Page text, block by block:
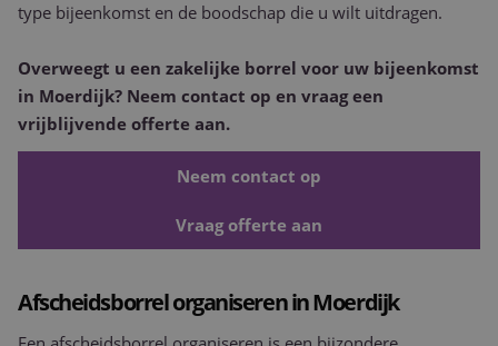
type bijeenkomst en de boodschap die u wilt uitdragen.
Overweegt u een zakelijke borrel voor uw bijeenkomst
in Moerdijk? Neem contact op en vraag een
vrijblijvende offerte aan.
Neem contact op
Vraag offerte aan
Afscheidsborrel organiseren in Moerdijk